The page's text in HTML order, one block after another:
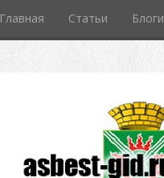
Главная Статьи Блоги